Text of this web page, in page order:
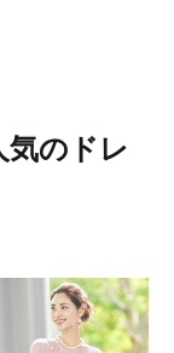
気のドレ